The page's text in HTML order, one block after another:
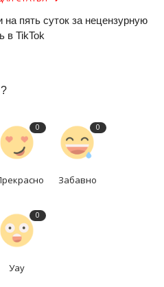
пять суток за нецензурную
в TikTok
0 0
Забавно
0
Уау